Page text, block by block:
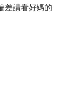
差請看好媽的